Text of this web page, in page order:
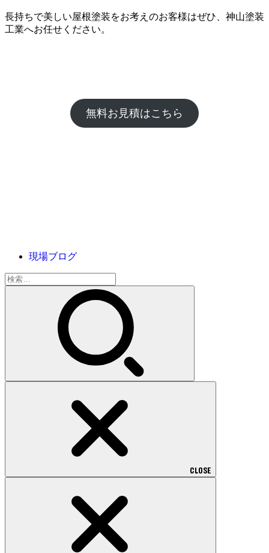
長持ちで美しい屋根塗装をお考えのお客様はぜひ、神山塗装
工業へお任せください。
無料お見積はこちら
現場ブログ
検
索:
CLOSE